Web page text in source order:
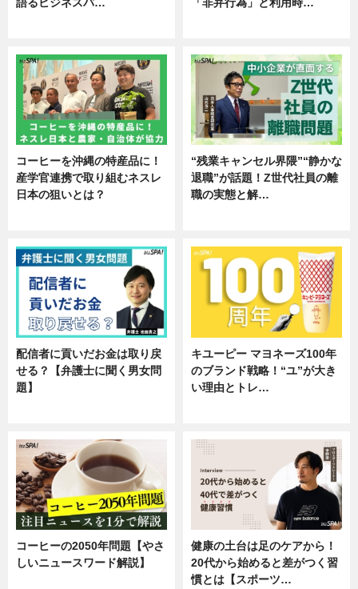
コーヒーを沖縄の特産品に！
産学官連携で取り組むネスレ
日本の狙いとは？
“残業キャンセル界隈”“静かな
退職”が話題！Z世代社員の離
職の実態と解…
配信者に貢いだお金は取り戻
せる？【弁護士に聞く男女問
題】
キユーピー マヨネーズ100年
のブランド戦略！“ユ”が大き
い理由とトレ…
コーヒーの2050年問題【やさ
しいニュースワード解説】
健康の土台は足のケアから！
20代から始めると差がつく習
慣とは【スポーツ…